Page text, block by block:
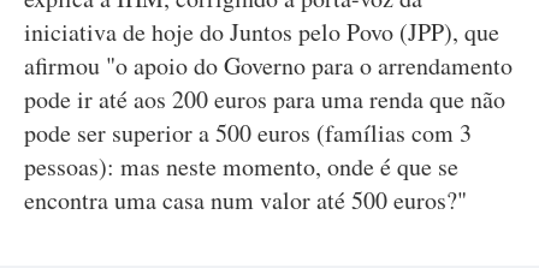
iniciativa de hoje do Juntos pelo Povo (JPP), que
afirmou "o apoio do Governo para o arrendamento
pode ir até aos 200 euros para uma renda que não
pode ser superior a 500 euros (famílias com 3
pessoas): mas neste momento, onde é que se
encontra uma casa num valor até 500 euros?"